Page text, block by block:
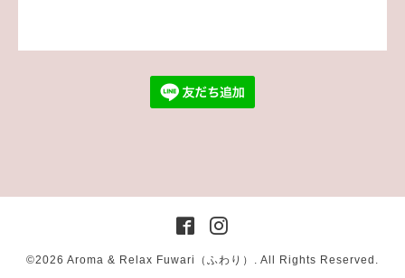
©2026 Aroma & Relax Fuwari（ふわり） . All Rights Reserved.